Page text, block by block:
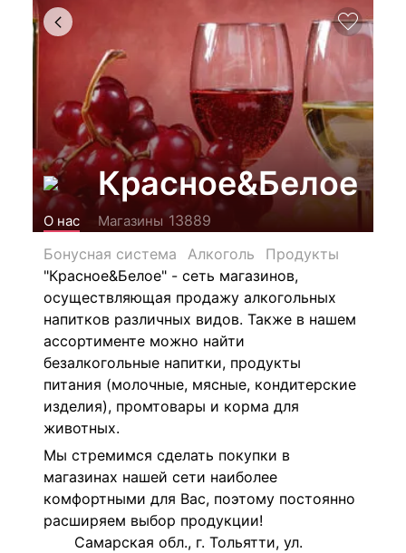
Красное&Белое
О нас Магазины 13889
Бонусная система
Алкоголь
Продукты
"Красное&Белое" - сеть магазинов,
осуществляющая продажу алкогольных
напитков различных видов. Также в нашем
ассортименте можно найти
безалкогольные напитки, продукты
питания (молочные, мясные, кондитерские
изделия), промтовары и корма для
животных.
Мы стремимся сделать покупки в
магазинах нашей сети наиболее
комфортными для Вас, поэтому постоянно
расширяем выбор продукции!
Самарская обл., г. Тольятти, ул.